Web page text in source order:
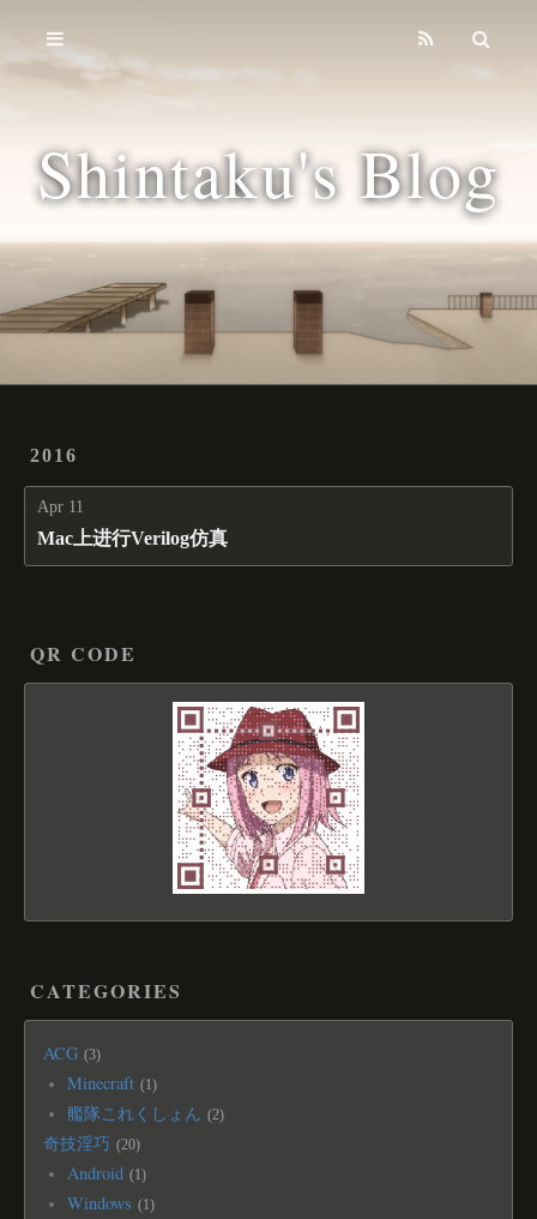
Shintaku's Blog
2016
Apr 11
Mac上进行Verilog仿真
QR CODE
CATEGORIES
ACG 3
Minecraft 1
艦隊これくしょん 2
奇技淫巧 20
Android 1
Windows 1
Home
Archives